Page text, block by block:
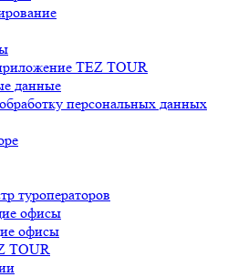
TEZ TOUR
данные
персональных данных
туроператоров
офисы
офисы
TOUR